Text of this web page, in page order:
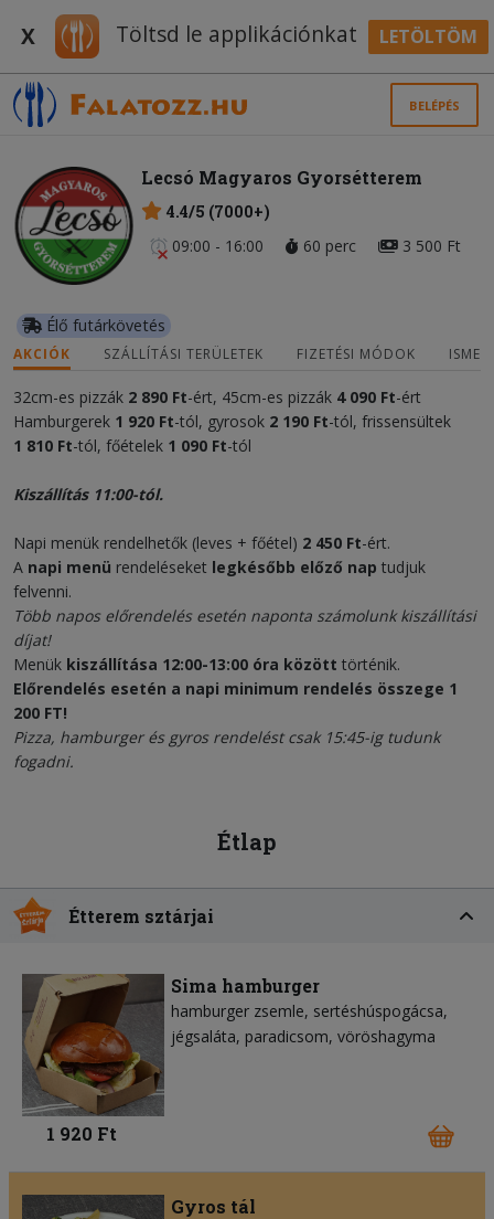
X Töltsd le applikációnkat LETÖLTÖM
BELÉPÉS
Lecsó Magyaros Gyorsétterem
4.4/5 (7000+)
09:00 - 16:00
60 perc 3 500 Ft
Élő futárkövetés
AKCIÓK SZÁLLÍTÁSI TERÜLETEK FIZETÉSI MÓDOK
32cm-es pizzák 2 890 Ft-ért, 45cm-es pizzák 4 090 Ft-ért
Hamburgerek 1 920 Ft-tól, gyrosok 2 190 Ft-tól, frissensültek
1 810 Ft-tól, főételek 1 090 Ft-tól
Kiszállítás 11:00-tól.
Napi menük rendelhetők (leves + főétel) 2 450 Ft-ért.
A napi menü rendeléseket legkésőbb előző nap tudjuk
felvenni.
Több napos előrendelés esetén naponta számolunk kiszállítási
díjat!
Menük kiszállítása 12:00-13:00 óra között történik.
Előrendelés esetén a napi minimum rendelés összege 1
200 FT!
Pizza, hamburger és gyros rendelést csak 15:45-ig tudunk
fogadni.
Étlap
Étterem sztárjai
Sima hamburger
hamburger zsemle sertéshúspogácsa
jégsaláta paradicsom vöröshagyma
1 920 Ft
Gyros tál